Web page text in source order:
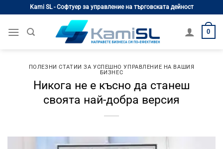
content
Kami SL - Софтуер за управление на търговската дейност
0
ПОЛЕЗНИ СТАТИИ ЗА УСПЕШНО УПРАВЛЕНИЕ НА ВАШИЯ
БИЗНЕС
Никога не е късно да станеш
своята най-добра версия